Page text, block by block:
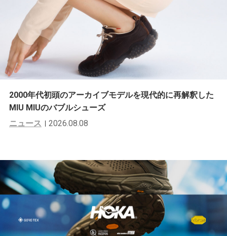
2000年代初頭のアーカイブモデルを現代的に再解釈した
MIU MIUのバブルシューズ
ニュース
2026.08.08